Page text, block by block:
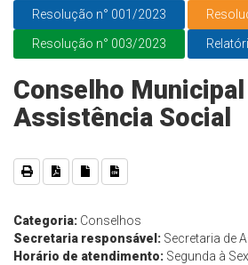
Resolução n° 001/2023
Resolução n° 003/2023
Conselho
Assistência Social
Categoria: Conselhos
Secretaria responsável: Secretaria de
Horário de atendimento: Segunda à